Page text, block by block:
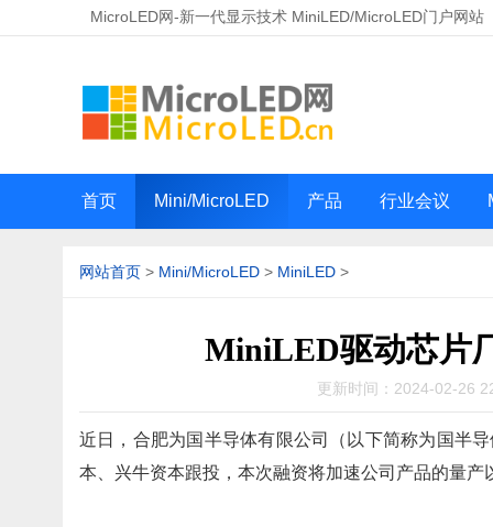
MicroLED网-新一代显示技术 MiniLED/MicroLED门户网站
首页 Mini/MicroLED 产品 行业会议
网站首页 > Mini/MicroLED > MiniLED >
MiniLED驱动芯片
更新时间：2024-02-26
近日，合肥为国半导体有限公司（以下简称为国半
本、兴牛资本跟投，本次融资将加速公司产品的量产